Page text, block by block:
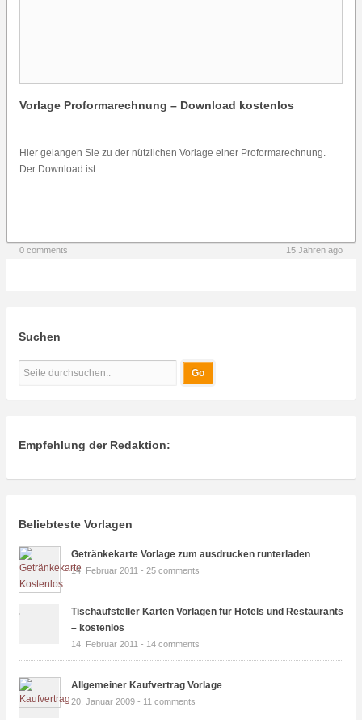
Vorlage Proformarechnung – Download kostenlos
Hier gelangen Sie zu der nützlichen Vorlage einer Proformarechnung.
Der Download ist...
0 comments 15 Jahren ago
Suchen
Empfehlung der Redaktion:
Beliebteste Vorlagen
Getränkekarte Vorlage zum ausdrucken runterladen
14. Februar 2011 - 25 comments
Tischaufsteller Karten Vorlagen für Hotels und Restaurants
– kostenlos
14. Februar 2011 - 14 comments
Allgemeiner Kaufvertrag Vorlage
20. Januar 2009 - 11 comments